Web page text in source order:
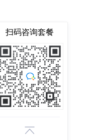
扫码咨询套餐